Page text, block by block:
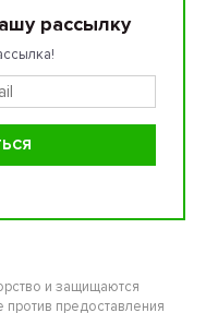
рассылку
и защищаются
предоставления